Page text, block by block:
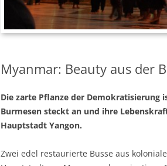
Myanmar: Beauty aus der
Die zarte Pflanze der Demokratisierung
Burmesen steckt an und ihre
Hauptstadt Yangon.
Zwei edel restaurierte Busse aus